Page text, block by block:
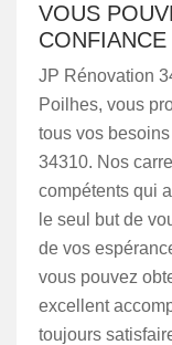
VOUS
JP Rénovation
Poilhes, vous
tous vos
34310. Nos
compétents qui
le seul but de
de vos
vous pouvez
excellent
toujours